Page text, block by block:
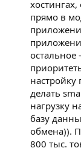
прямо в
остальное
настройку
делать
нагрузку
базу
обмена)).
800 тыс.